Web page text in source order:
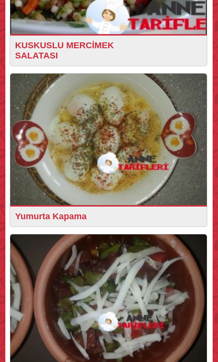
KUSKUSLU MERCİMEK
SALATASI
Yumurta Kapama